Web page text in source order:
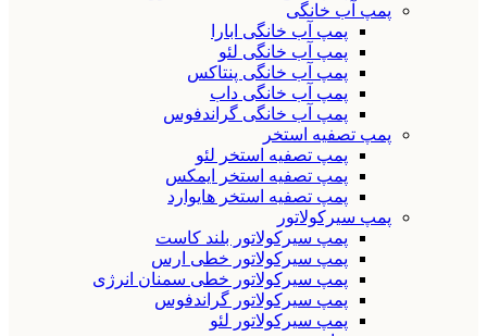
پمپ آب خانگی
پمپ آب خانگی ابارا
پمپ آب خانگی لئو
پمپ آب خانگی پنتاکس
پمپ آب خانگی داب
پمپ آب خانگی گراندفوس
پمپ تصفیه استخر
پمپ تصفیه استخر لئو
پمپ تصفیه استخر ایمکس
پمپ تصفیه استخر هایوارد
پمپ سیرکولاتور
پمپ سیرکولاتور بلند کاست
پمپ سیرکولاتور خطی ارس
پمپ سیرکولاتور خطی سمنان انرژی
پمپ سیرکولاتور گراندفوس
پمپ سیرکولاتور لئو